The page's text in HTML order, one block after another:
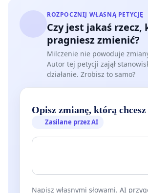
ROZPOCZNIJ WŁASNĄ PETYCJĘ
Czy jest jakaś rzecz,
pragniesz zmienić?
Milczenie nie powoduje
Autor tej petycji zajął
działanie. Zrobisz to samo?
Opisz zmianę, którą chcesz
Zasilane przez AI
Napisz własnymi słowami. AI